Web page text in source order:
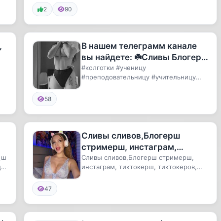
2 90
В нашем телеграмм канале
вы найдете: ☘️Сливы Блогерш
стримерш, блогерш,
инстаграм, тиктокерш, тикто
#колготки #ученицу
#преподовательницу #учительницу
58
Сливы сливов,Блогерш
стримерш, инстаграм,
тиктокерш, тиктокеров,
тикток, сливы, карнавал,
Сливы сливов,Блогерш стримерш,
инстаграм, тиктокерш, тиктокеров,
47